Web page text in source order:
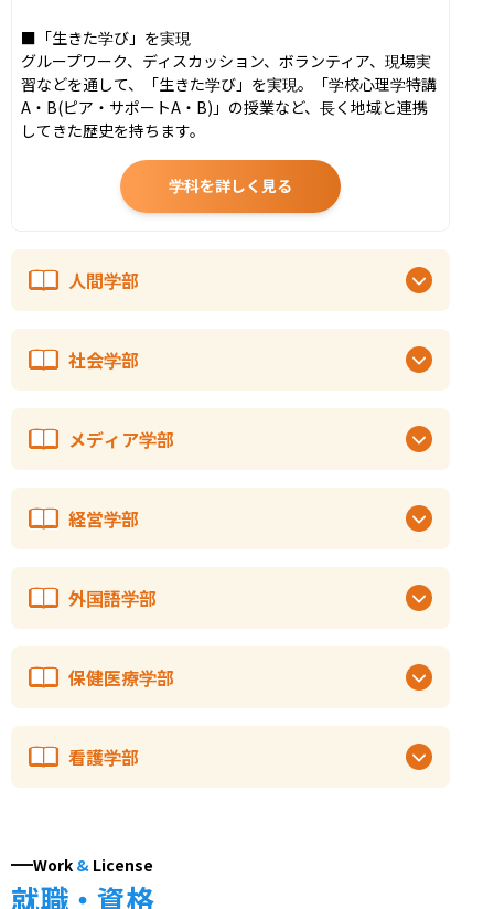
■「生きた学び」を実現
グループワーク、ディスカッション、ボランティア、現場実
習などを通して、「生きた学び」を実現。「学校心理学特講
A・B(ピア・サポートA・B)」の授業など、長く地域と連携
してきた歴史を持ちます。
学科を詳しく見る
人間学部
社会学部
メディア学部
経営学部
外国語学部
保健医療学部
看護学部
Work & License
就職・資格